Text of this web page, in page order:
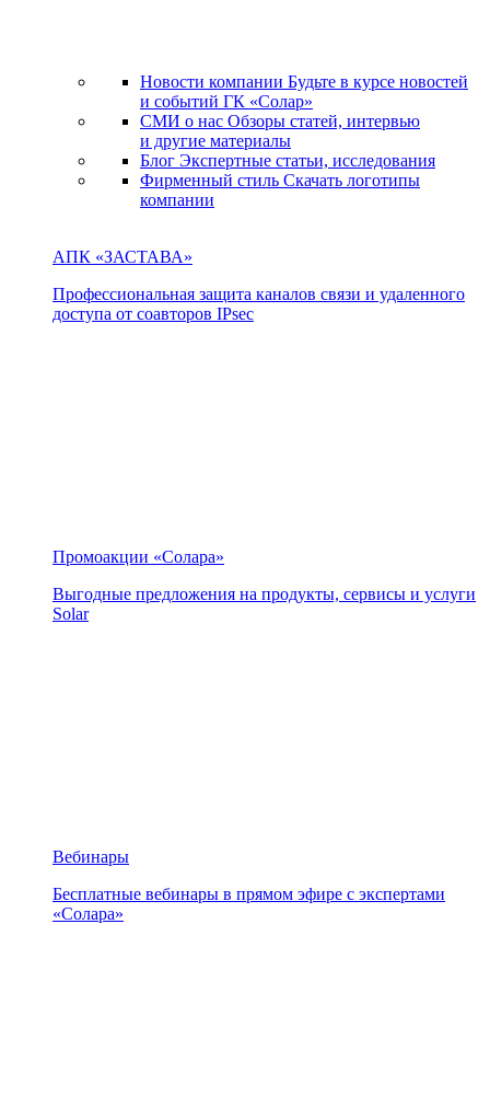
Новости компании Будьте в курсе новостей
и событий ГК «Солар»
СМИ о нас Обзоры статей, интервью
и другие материалы
Блог Экспертные статьи, исследования
Фирменный стиль Скачать логотипы
компании
АПК «ЗАСТАВА»
Профессиональная защита каналов связи и удаленного
доступа от соавторов IPsec
Промоакции «Солара»
Выгодные предложения на продукты, сервисы и услуги
Solar
Вебинары
Бесплатные вебинары в прямом эфире с экспертами
«Солара»